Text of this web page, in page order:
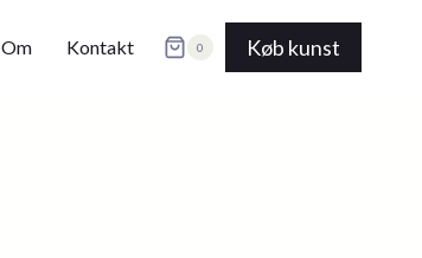
Om Kontakt 0 Køb kunst
fine